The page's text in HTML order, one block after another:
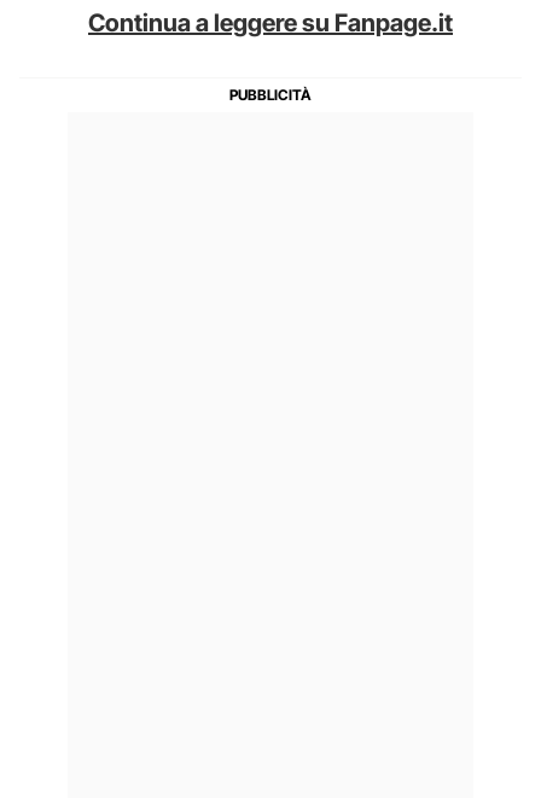
Continua a leggere su Fanpage.it